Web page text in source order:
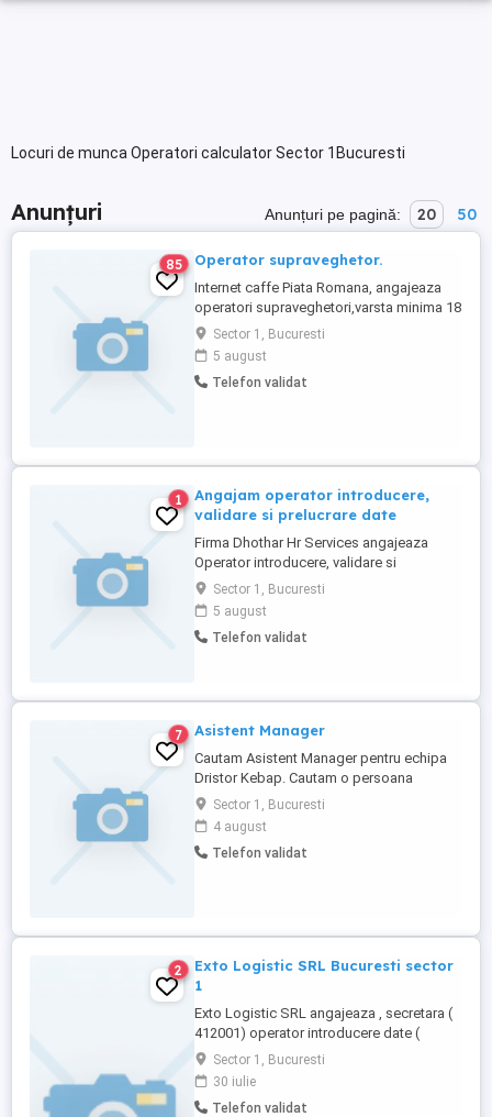
Locuri de munca Operatori calculator Sector 1Bucuresti
Anunțuri Anunțuri pe pagină: 20 50
85 Operator supraveghetor.
Internet caffe Piata Romana, angajeaza
operatori supraveghetori,varsta minima 18
ani. Se lucreaza in ture 24 48 sau ture de
12ore,pentru mai multe detalii sunati.
Sector 1, Bucuresti
5 august
Telefon validat
1
Angajam operator introducere,
validare si prelucrare date
Firma Dhothar Hr Services angajeaza
Operator introducere, validare si
prelucrare date (2 posturi valabile). Pentru
a aplica la aceste posturi puteti raspunde
acestui anunt si trimite CV.
Sector 1, Bucuresti
5 august
Telefon validat
7 Asistent Manager
Cautam Asistent Manager pentru echipa
Dristor Kebap. Cautam o persoana
organizata , atenta la detalii si
familiarizata cu procesele specifice
domeniului HORECA QSR, pentru rolul de
Asistent Manager Gestiune. Vei spriini
Sector 1, Bucuresti
4 august
Telefon validat
2
Exto Logistic SRL Bucuresti sector
1
Exto Logistic SRL angajeaza , secretara (
412001) operator introducere date (
413201), manager( 112029) , manager
proiect ( 242101) sofer autoturisme (
832201)
Sector 1, Bucuresti
30 iulie
Telefon validat